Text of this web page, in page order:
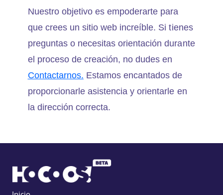
Nuestro objetivo es empoderarte para
que crees un sitio web increíble. Si tienes
preguntas o necesitas orientación durante
el proceso de creación, no dudes en
Contactarnos. Estamos encantados de
proporcionarle asistencia y orientarle en
la dirección correcta.